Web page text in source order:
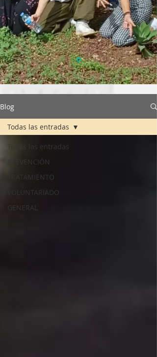
Blog
Todas las entradas
PREVENCIÓN
TRATAMIENTO
VOLUNTARIADO
GENERAL
Todas las entradas